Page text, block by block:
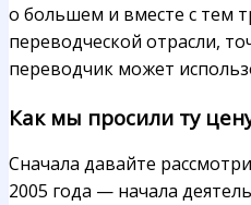
о большем и вместе с тем
переводческой отрасли,
переводчик может
Как мы просили ту
Сначала давайте
2005 года — начала